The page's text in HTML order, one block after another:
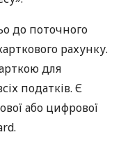
до поточного
рахунку.
для
податків. Є
або цифрової